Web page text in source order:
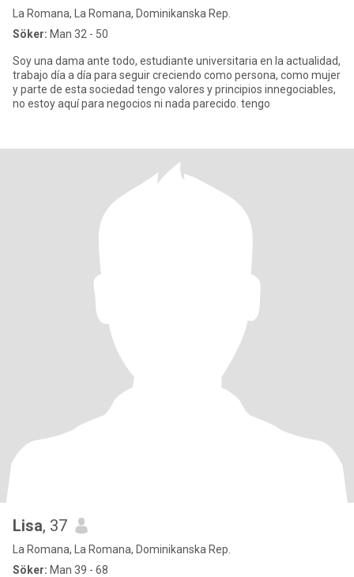
La Romana, La Romana, Dominikanska Rep.
Söker: Man 32 - 50
Soy una dama ante todo, estudiante universitaria en la actualidad,
trabajo día a día para seguir creciendo como persona, como mujer
y parte de esta sociedad tengo valores y principios innegociables,
no estoy aquí para negocios ni nada parecido. tengo
Lisa, 37
La Romana, La Romana, Dominikanska Rep.
Söker: Man 39 - 68